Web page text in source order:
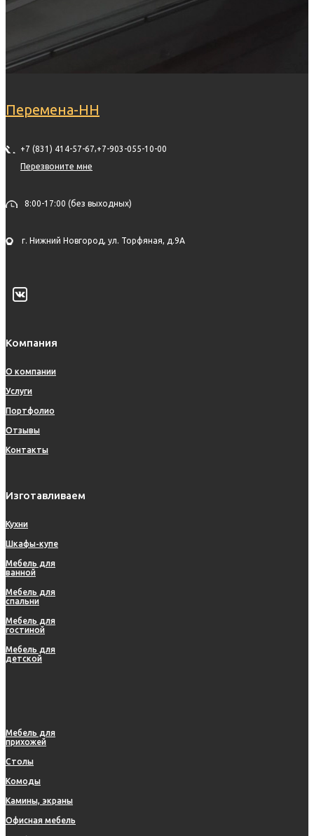
Перемена-НН
+7 (831) 414-57-67,+7-903-055-10-00
Перезвоните мне
8:00-17:00 (без выходных)
г. Нижний Новгород, ул. Торфяная, д.9А
Компания
О компании
Услуги
Портфолио
Отзывы
Контакты
Изготавливаем
Кухни
Шкафы-купе
Мебель для
ванной
Мебель для
спальни
Мебель для
гостиной
Мебель для
детской
Мебель для
прихожей
Столы
Комоды
Камины, экраны
Офисная мебель